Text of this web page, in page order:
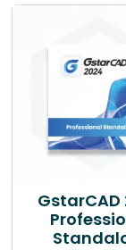
GstarCAD